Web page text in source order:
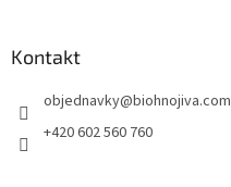
Kontakt
objednavky@biohnojiva.com
+420 602 560 760